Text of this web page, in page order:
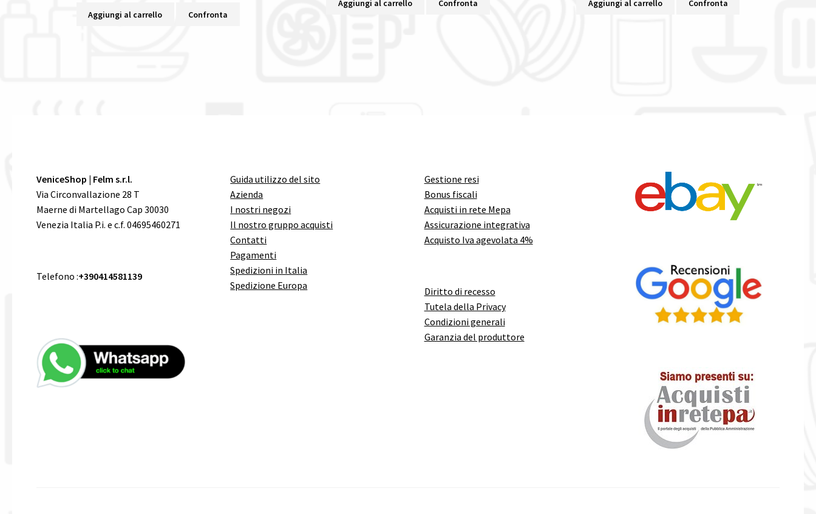
Aggiungi al carrello Confronta
Aggiungi al carrello Confronta Aggiungi al carrello Confronta
VeniceShop | Felm s.r.l.
Via Circonvallazione 28 T
Maerne di Martellago Cap 30030
Venezia Italia P.i. e c.f. 04695460271
Telefono :+390414581139
Guida utilizzo del sito
Azienda
I nostri negozi
Il nostro gruppo acquisti
Contatti
Pagamenti
Spedizioni in Italia
Spedizione Europa
Gestione resi
Bonus fiscali
Acquisti in rete Mepa
Assicurazione integrativa
Acquisto Iva agevolata 4%
Diritto di recesso
Tutela della Privacy
Condizioni generali
Garanzia del produttore